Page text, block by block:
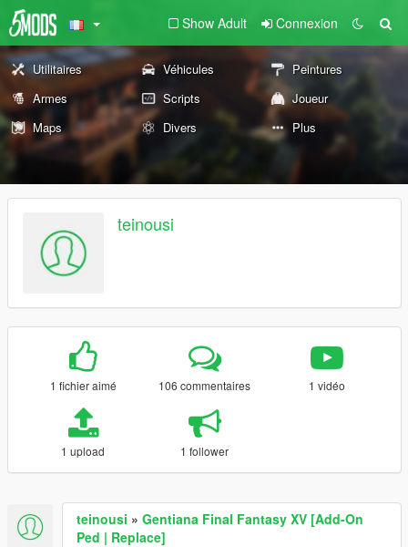
Show Adult Connexion
Utilitaires Véhicules
Peintures
Armes
Scripts
Joueur
Maps
Divers Plus
teinousi
1 fichier aimé 106 commentaires 1 vidéo
1 upload 1 follower
teinousi » Gentiana Final Fantasy XV [Add-On
Ped | Replace]